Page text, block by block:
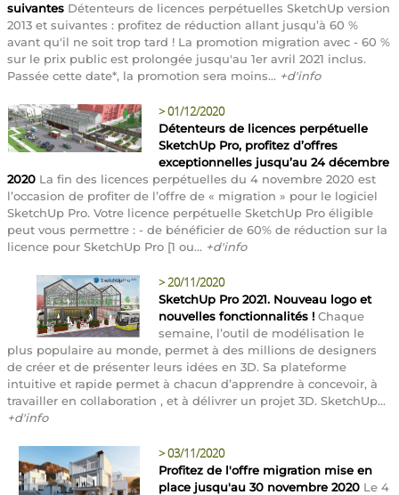
suivantes Détenteurs de licences perpétuelles SketchUp version
2013 et suivantes : profitez de réduction allant jusqu’à 60 %
avant qu'il ne soit trop tard ! La promotion migration avec - 60 %
sur le prix public est prolongée jusqu'au 1er avril 2021 inclus.
Passée cette date*, la promotion sera moins... +d'info
>01/12/2020
Détenteurs de licences perpétuelle
SketchUp Pro, profitez d’offres
exceptionnelles jusqu’au 24 décembre
2020 La fin des licences perpétuelles du 4 novembre 2020 est
l’occasion de profiter de l’offre de « migration » pour le logiciel
SketchUp Pro. Votre licence perpétuelle SketchUp Pro éligible
peut vous permettre : - de bénéficier de 60% de réduction sur la
licence pour SketchUp Pro [1 ou... +d'info
>20/11/2020
SketchUp Pro 2021. Nouveau logo et
nouvelles fonctionnalités ! Chaque
semaine, l’outil de modélisation le
plus populaire au monde, permet à des millions de designers
de créer et de présenter leurs idées en 3D. Sa plateforme
intuitive et rapide permet à chacun d’apprendre à concevoir, à
travailler en collaboration , et à délivrer un projet 3D. SketchUp...
+d'info
>03/11/2020
Profitez de l'offre migration mise en
place jusqu'au 30 novembre 2020 Le 4